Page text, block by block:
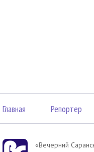
Главная Репортер
«Вечерний